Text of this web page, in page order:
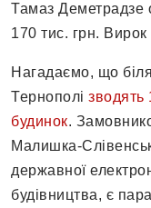
Тамаз Деметрадзе
170 тис. грн.
Нагадаємо, що
Тернополі зводять
будинок.
Малишка-
державної
будівництва, є